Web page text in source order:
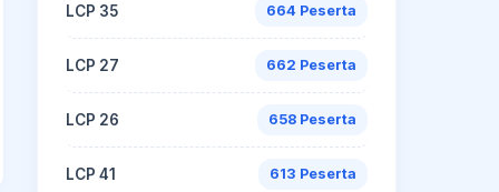
LCP 35 664 Peserta
LCP 27 662 Peserta
LCP 26 658 Peserta
LCP 41 613 Peserta